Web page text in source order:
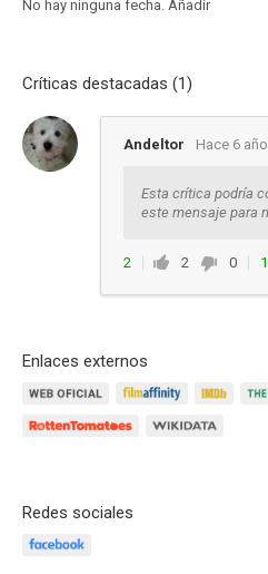
No hay ninguna fecha. Añadir
Críticas destacadas (1)
Andeltor Hace 6
Esta crítica podría
este mensaje para
2 2 0
Enlaces externos
Redes sociales